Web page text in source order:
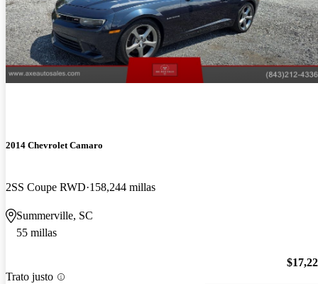
2014 Chevrolet Camaro
2SS Coupe RWD 158,244 millas
Summerville, SC
55 millas
Trato justo